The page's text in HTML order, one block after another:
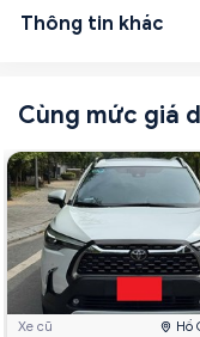
Thông tin khác
Cùng mức giá
Xe cũ Hồ